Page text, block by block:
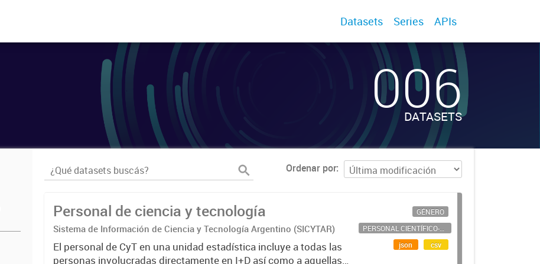
Datasets Series APIs
006
DATASETS
Ordenar por
Personal de ciencia y tecnología
Sistema de Información de Ciencia y Tecnología Argentino (SICYTAR)
El personal de CyT en una unidad estadística incluye a todas las
personas involucradas directamente en I+D así como a aquellas
GÉNERO
PERSONAL CIENTÍFICO-TECNOLÓGICO
json
csv